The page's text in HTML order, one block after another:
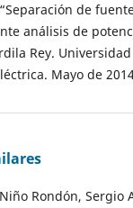
de
análisis de
Rey.
Mayo de
Rondón, Sergio